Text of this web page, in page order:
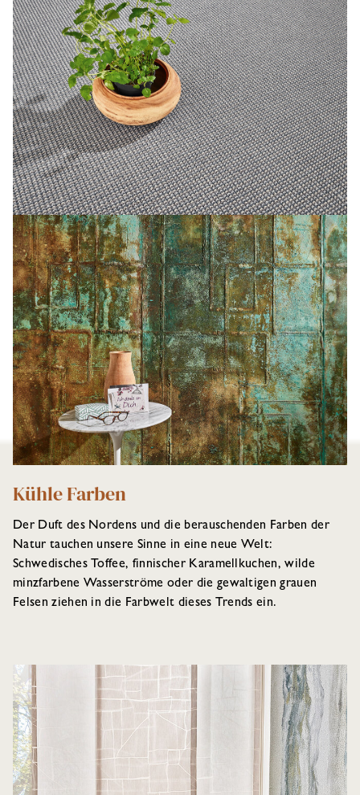
Kühle Farben
Der Duft des Nordens und die berauschenden Farben der
Natur tauchen unsere Sinne in eine neue Welt:
Schwedisches Toffee, finnischer Karamellkuchen, wilde
minzfarbene Wasserströme oder die gewaltigen grauen
Felsen ziehen in die Farbwelt dieses Trends ein.